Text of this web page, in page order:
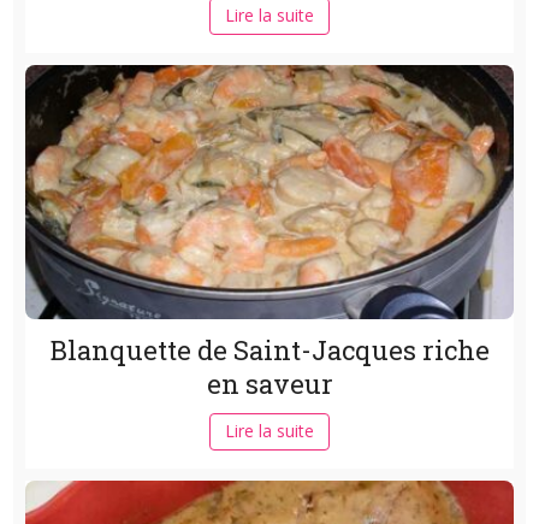
Lire la suite
Blanquette de Saint-Jacques riche
en saveur
Lire la suite